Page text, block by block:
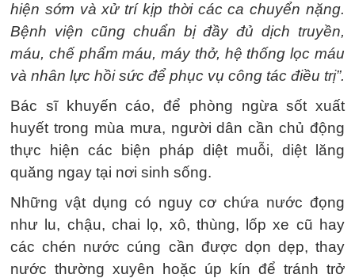
hiện sớm và xử trí kịp thời các ca chuyển nặng.
Bệnh viện cũng chuẩn bị đầy đủ dịch truyền,
máu, chế phẩm máu, máy thở, hệ thống lọc máu
và nhân lực hồi sức để phục vụ công tác điều trị”.
Bác sĩ khuyến cáo, để phòng ngừa sốt xuất
huyết trong mùa mưa, người dân cần chủ động
thực hiện các biện pháp diệt muỗi, diệt lăng
quăng ngay tại nơi sinh sống.
Những vật dụng có nguy cơ chứa nước đọng
như lu, chậu, chai lọ, xô, thùng, lốp xe cũ hay
các chén nước cúng cần được dọn dẹp, thay
nước thường xuyên hoặc úp kín để tránh trở